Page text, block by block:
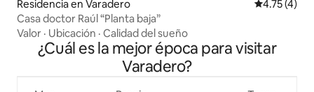
Residencia en Varadero Calificación
4.75 (4)
Casa doctor Raúl “Planta baja”
Valor · Ubicación · Calidad del sueño
¿Cuál es la mejor época para visitar
Varadero?